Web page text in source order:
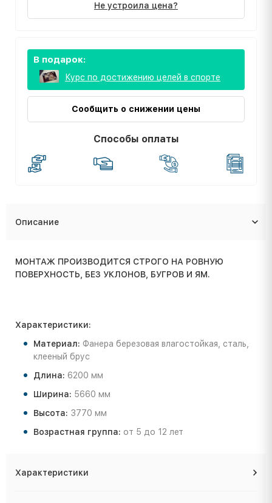
Не устроила цена?
В подарок:
Курс по достижению целей в спорте
Сообщить о снижении цены
Способы оплаты
Описание
МОНТАЖ ПРОИЗВОДИТСЯ СТРОГО НА РОВНУЮ
ПОВЕРХНОСТЬ, БЕЗ УКЛОНОВ, БУГРОВ И ЯМ.
Характеристики:
Материал: Фанера березовая влагостойкая, сталь,
клееный брус
Длина: 6200 мм
Ширина: 5660 мм
Высота: 3770 мм
Возрастная группа: от 5 до 12 лет
Характеристики